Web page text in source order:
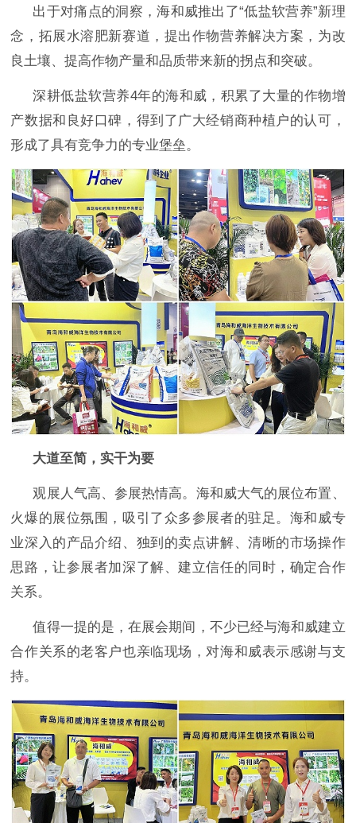
出于对痛点的洞察，海和威推出了“低盐软营养”新理
念，拓展水溶肥新赛道，提出作物营养解决方案，为改
良土壤、提高作物产量和品质带来新的拐点和突破。
深耕低盐软营养4年的海和威，积累了大量的作物增
产数据和良好口碑，得到了广大经销商种植户的认可，
形成了具有竞争力的专业堡垒。
大道至简，实干为要
观展人气高、参展热情高。海和威大气的展位布置、
火爆的展位氛围，吸引了众多参展者的驻足。海和威专
业深入的产品介绍、独到的卖点讲解、清晰的市场操作
思路，让参展者加深了解、建立信任的同时，确定合作
关系。
值得一提的是，在展会期间，不少已经与海和威建立
合作关系的老客户也亲临现场，对海和威表示感谢与支
持。